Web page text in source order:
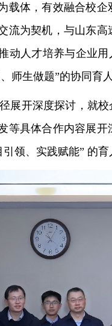
载体，有效融合校
流为契机，与山东
动人才培养与企业
师生做题”的协同育
展开深度探讨，就
等具体合作内容展
领、实践赋能” 的